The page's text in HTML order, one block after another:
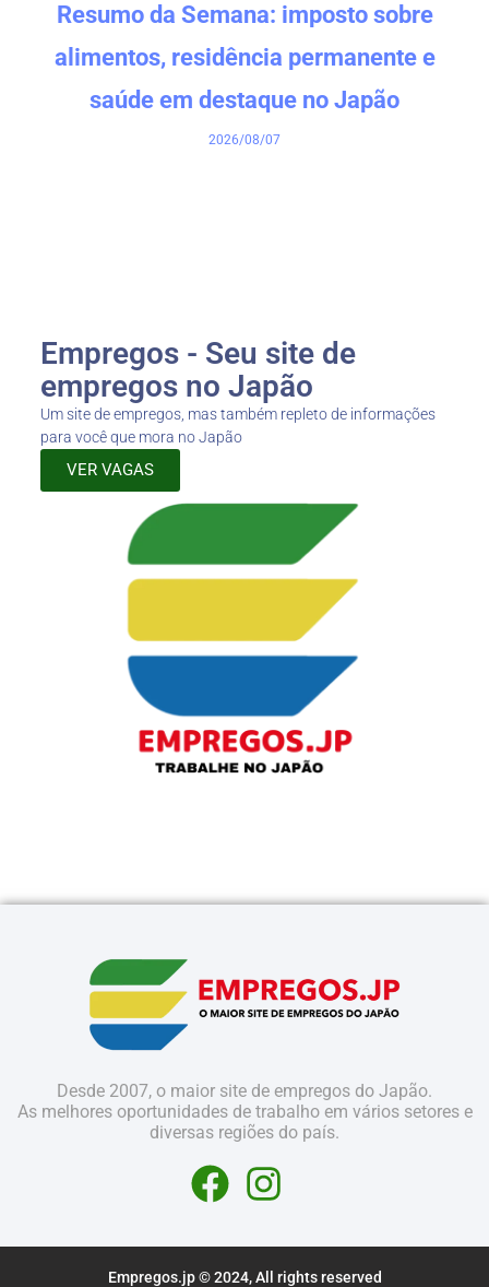
Resumo da Semana: imposto sobre
alimentos, residência permanente e
saúde em destaque no Japão
2026/08/07
Empregos - Seu site de
empregos no Japão
Um site de empregos, mas também repleto de informações
para você que mora no Japão
VER VAGAS
Desde 2007, o maior site de empregos do Japão.
As melhores oportunidades de trabalho em vários setores e
diversas regiões do país.
Empregos.jp © 2024, All rights reserved